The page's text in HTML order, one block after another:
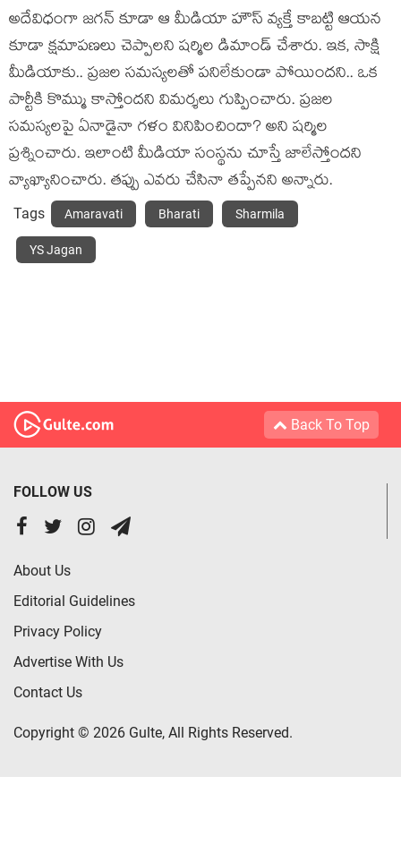
అదేవిధంగా జ‌గ‌న్ కూడా ఆ మీడియా హౌస్ వ్య‌క్తే కాబ‌ట్టి ఆయ‌న
కూడా క్ష‌మాప‌ణ‌లు చెప్పాల‌ని ష‌ర్మిల డిమాండ్ చేశారు. ఇక‌, సాక్షి
మీడియాకు.. ప్ర‌జ‌ల స‌మ‌స్య‌ల‌తో ప‌నిలేకుండా పోయింద‌ని.. ఒక
పార్టీకి కొమ్ము కాస్తోంద‌ని విమ‌ర్శ‌లు గుప్పించారు. ప్ర‌జ‌ల
స‌మ‌స్య‌ల‌పై ఏనాడైనా గ‌ళం వినిపించిందా? అని ష‌ర్మిల
ప్ర‌శ్నించారు. ఇలాంటి మీడియా సంస్థ‌ను చూస్తే జాలేస్తోంద‌ని
వ్యాఖ్యానించారు. త‌ప్పు ఎవ‌రు చేసినా త‌ప్పేన‌ని అన్నారు.
Tags Amaravati Bharati Sharmila
YS Jagan
Back To Top
FOLLOW US
About Us
Editorial Guidelines
Privacy Policy
Advertise With Us
Contact Us
Copyright © 2026 Gulte, All Rights Reserved.